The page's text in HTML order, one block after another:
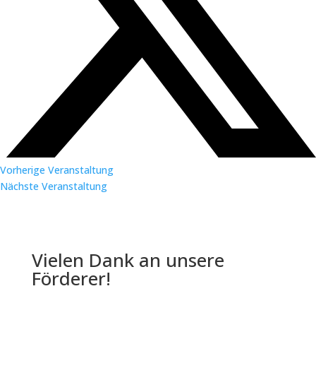
Vorherige Veranstaltung
Nächste Veranstaltung
Vielen Dank an unsere
Förderer!